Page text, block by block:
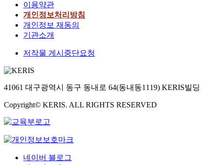
이용약관
개인정보처리방침
개인정보 재동의
기관소개
저작물 게시중단요청
41061 대구광역시 동구 동내로 64(동내동1119) KERIS빌딩
Copyright© KERIS. ALL RIGHTS RESERVED
네이버 블로그